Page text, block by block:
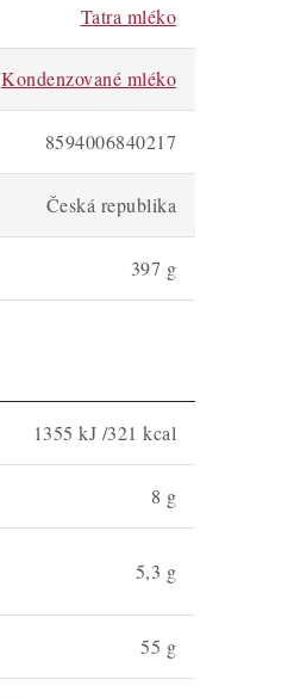
Tatra mléko
Kondenzované mléko
8594006840217
Česká republika
397 g
1355 kJ /321 kcal
8 g
5,3 g
55 g